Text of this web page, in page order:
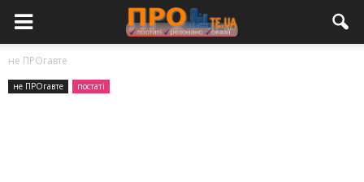
не ПРОгавте
не ПРОгавте постаті